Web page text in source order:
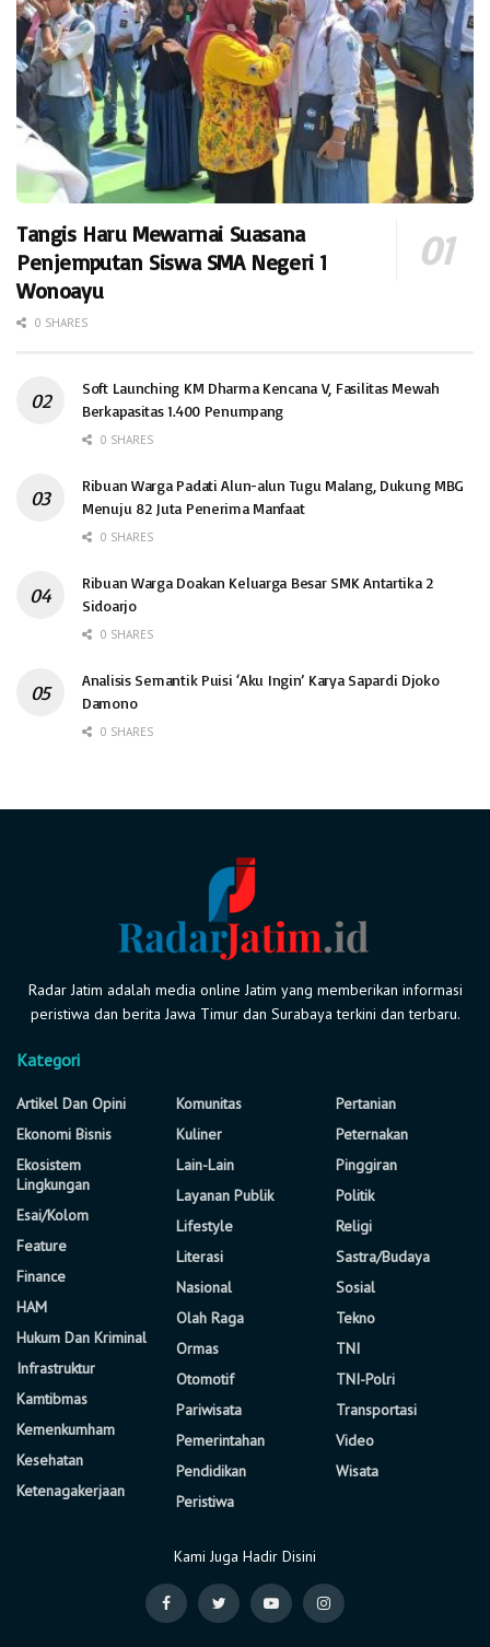
Tangis Haru Mewarnai Suasana
Penjemputan Siswa SMA Negeri 1
Wonoayu
0 SHARES
Soft Launching KM Dharma Kencana V, Fasilitas Mewah
Berkapasitas 1.400 Penumpang
0 SHARES
Ribuan Warga Padati Alun-alun Tugu Malang, Dukung MBG
Menuju 82 Juta Penerima Manfaat
0 SHARES
Ribuan Warga Doakan Keluarga Besar SMK Antartika 2
Sidoarjo
0 SHARES
Analisis Semantik Puisi ‘Aku Ingin’ Karya Sapardi Djoko
Damono
0 SHARES
Radar Jatim adalah media online Jatim yang memberikan informasi
peristiwa dan berita Jawa Timur dan Surabaya terkini dan terbaru.
Kategori
Artikel Dan Opini
Ekonomi Bisnis
Ekosistem
Lingkungan
Esai/Kolom
Feature
Finance
HAM
Hukum Dan Kriminal
Infrastruktur
Kamtibmas
Kemenkumham
Kesehatan
Ketenagakerjaan
Komunitas
Kuliner
Lain-Lain
Layanan Publik
Lifestyle
Literasi
Nasional
Olah Raga
Ormas
Otomotif
Pariwisata
Pemerintahan
Pendidikan
Peristiwa
Pertanian
Peternakan
Pinggiran
Politik
Religi
Sastra/Budaya
Sosial
Tekno
TNI
TNI-Polri
Transportasi
Video
Wisata
Kami Juga Hadir Disini